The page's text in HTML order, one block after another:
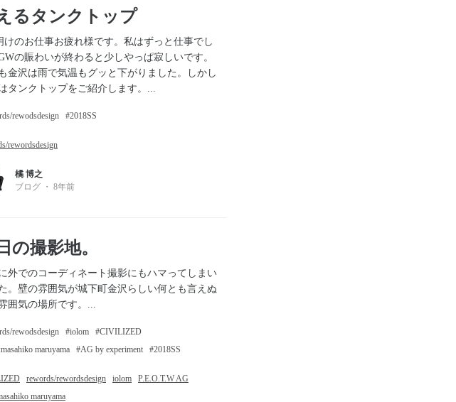
るタンクトップ
けのお仕事お疲れ様です。私はずっと仕事でし
の賑わいが終わると少しやっぱ寂しいです。
金沢は雨で気温もグッと下がりました。しかし
タンクトップをご紹介します。...
rewodsdesign 2018SS
rewordsdesign
橘 博之
ブログ ・ 8年前
の撮影地。
外でのコーディネート撮影にもハマってしまい
。壁の雰囲気が城下町金沢らしい何とも言えぬ
囲気の場所です。...
rewodsdesign iolom
CIVILIZED
maruyama
AG by experiment 2018SS
rewords/rewordsdesign iolom
P.E.O.T.W AG
maruyama